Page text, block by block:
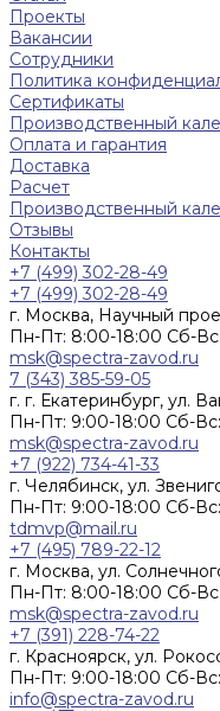
Проекты
Вакансии
Сотрудники
Политика
Сертификаты
Производственный
Оплата и гарантия
Доставка
Расчет
Производственный
Отзывы
Контакты
+7 (499) 302-28-49
+7 (499) 302-28-49
г. Москва, Научный
Пн-Пт: 8:00-18:00 Cб-
msk@spectra-zavod.ru
7 (343) 385-59-05
г. г. Екатеринбург, ул.
Пн-Пт: 9:00-18:00 Cб-
msk@spectra-zavod.ru
+7 (922) 734-41-33
г. Челябинск, ул.
Пн-Пт: 9:00-18:00 Cб-
tdmvp@mail.ru
+7 (495) 789-22-12
г. Москва, ул.
Пн-Пт: 8:00-18:00 Cб-
msk@spectra-zavod.ru
+7 (391) 228-74-22
г. Красноярск, ул.
Пн-Пт: 9:00-18:00 Cб-
info@spectra-zavod.ru